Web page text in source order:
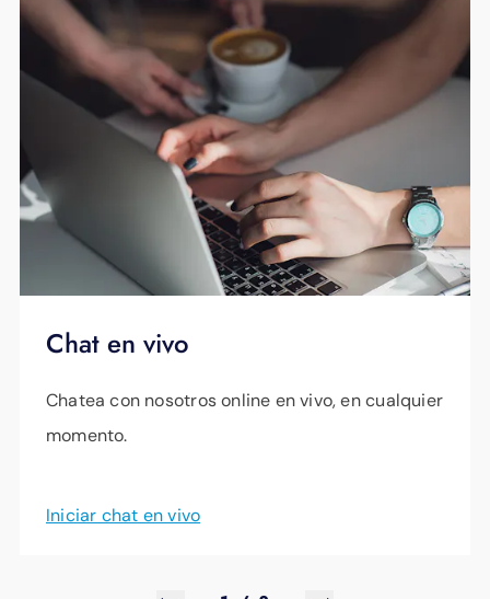
Chat en vivo
Chatea con nosotros online en vivo, en cualquier
momento.
Iniciar chat en vivo